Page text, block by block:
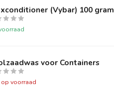
(Vybar) 100 gram
voor Containers
voorraad